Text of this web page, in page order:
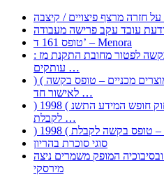
טופס 161 ד’ – Menora
: בקשה לפטור מחובת התקנת מז;quot&ח 3 טופס מספר ים ב
עותקים …
) ( פעמי להקלטת יצירות על מוצרים מכניים – טופס בקשה
לאישור חד …
) 1998 ( לפי חוק חופש המידע התשנ;quot&ח – טופס בקשה
לקבלת …
סוגי סוכרת בהריון
המופק משמרים ניצה
מירסקי